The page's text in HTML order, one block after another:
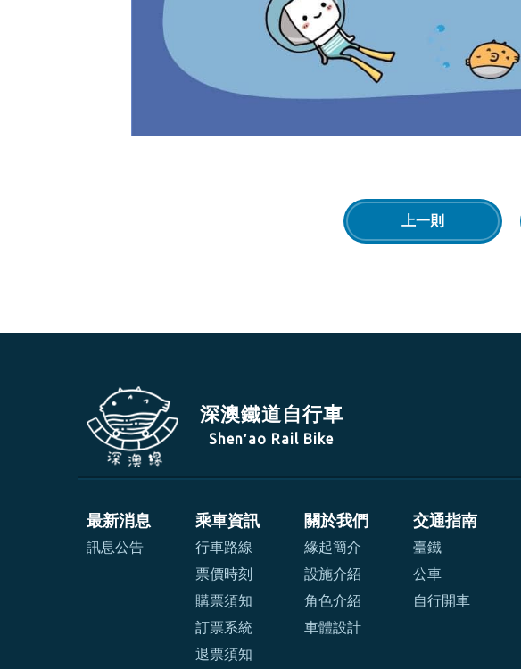
上一則
深澳鐵道自行車
Shen′ao Rail Bike
最新消息
訊息公告
乘車資訊
行車路線
票價時刻
購票須知
訂票系統
退票須知
關於我們
緣起簡介
設施介紹
角色介紹
車體設計
交通指南
臺鐵
公車
自行開車